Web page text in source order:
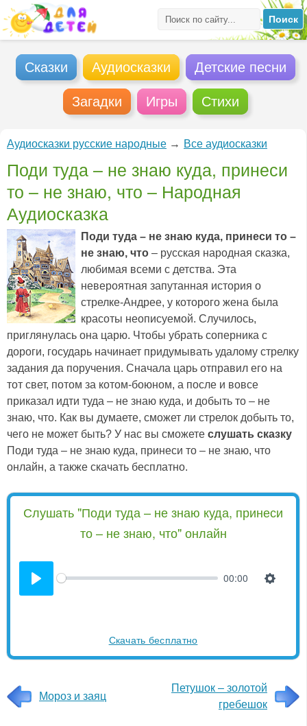
Сказки Аудиосказки Детские песни
Загадки Игры Стихи
Аудиосказки русские народные → Все аудиосказки
Поди туда – не знаю куда, принеси
то – не знаю, что – Народная
Аудиосказка
Поди туда – не знаю куда, принеси то –
не знаю, что – русская народная сказка,
любимая всеми с детства. Эта
невероятная запутанная история о
стрелке-Андрее, у которого жена была
красоты неописуемой. Случилось,
приглянулась она царю. Чтобы убрать соперника с
дороги, государь начинает придумывать удалому стрелку
задания да поручения. Сначала царь отправил его на
тот свет, потом за котом-боюном, а после и вовсе
приказал идти туда – не знаю куда, и добыть то – не
знаю, что. Как вы думаете, сможет ли стрелок добыть то,
чего не может быть? У нас вы сможете слушать сказку
Поди туда – не знаю куда, принеси то – не знаю, что
онлайн, а также скачать бесплатно.
Слушать "Поди туда – не знаю куда, принеси
то – не знаю, что" онлайн
00:00
Скачать бесплатно
Мороз и заяц
Петушок – золотой
гребешок